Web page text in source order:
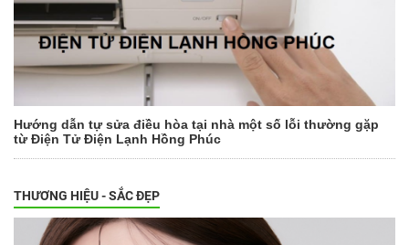
Hướng dẫn tự sửa điều hòa tại nhà một số lỗi thường gặp
từ Điện Tử Điện Lạnh Hồng Phúc
THƯƠNG HIỆU - SẮC ĐẸP